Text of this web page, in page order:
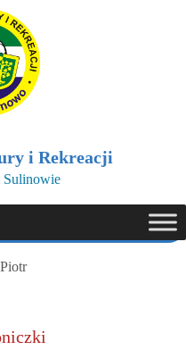
i Rekreacji